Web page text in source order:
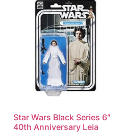
Star Wars Black Series 6″
40th Anniversary Leia